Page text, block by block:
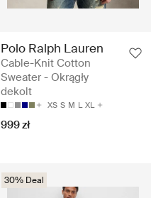
Polo Ralph Lauren
Cable-Knit Cotton
Sweater - Okrągły
dekolt
XS S M L XL
999 zł
30% Deal